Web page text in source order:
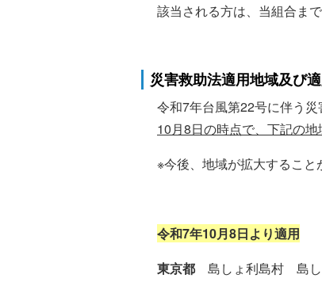
該当される方は、当組合ま
災害救助法適用地域及び
令和7年台風第22号に伴う
10月8日の時点で、下記の
※今後、地域が拡大すること
令和7年10月8日より適用
東京都 島しょ利島村 島